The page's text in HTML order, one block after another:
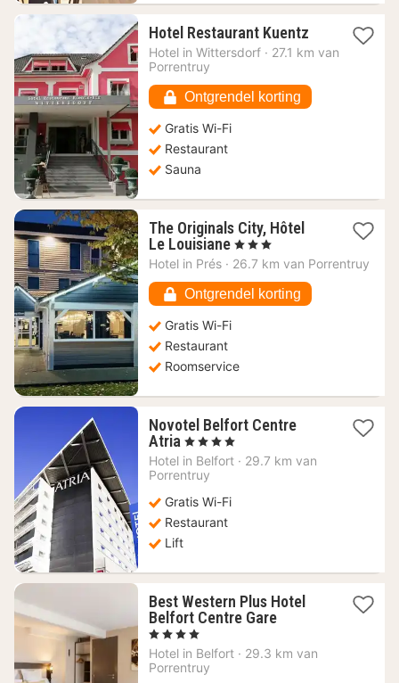
Hotel Restaurant Kuentz1
nacht
€
Hotel in Wittersdorf · 27.1 km van
Porrentruy
Ontgrendel korting
Gratis Wi-Fi
Restaurant
Sauna
The Originals City, Hôtel
Le Louisiane 1
nacht
52,67
€
, 3 Sterren
Hotel in Prés · 26.7 km van Porrentruy
Ontgrendel korting
Gratis Wi-Fi
Restaurant
Roomservice
Novotel Belfort Centre
Atria 1
nacht
vanaf
€
, 4 Sterren
Hotel in Belfort · 29.7 km van
Porrentruy
Gratis Wi-Fi
Restaurant
Lift
Best Western Plus Hotel
Belfort Centre Gare1
vanaf
, 4 Sterren
Hotel in Belfort · 29.3 km van
Porrentruy